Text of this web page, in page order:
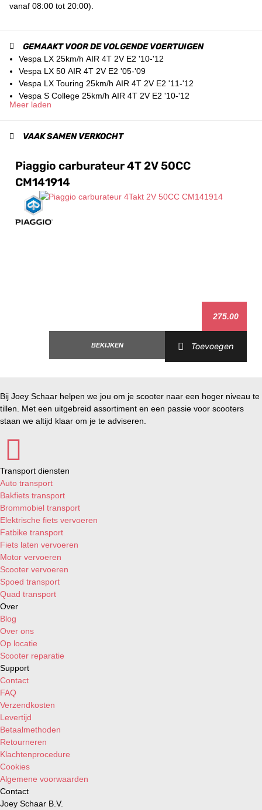
vanaf 08:00 tot 20:00).
GEMAAKT VOOR DE VOLGENDE VOERTUIGEN
Vespa LX 25km/h AIR 4T 2V E2 '10-'12
Vespa LX 50 AIR 4T 2V E2 '05-'09
Vespa LX Touring 25km/h AIR 4T 2V E2 '11-'12
Vespa S College 25km/h AIR 4T 2V E2 '10-'12
Meer laden
VAAK SAMEN VERKOCHT
Piaggio carburateur 4T 2V 50CC
CM141914
275.00
BEKIJKEN Toevoegen
Bij Joey Schaar helpen we jou om je scooter naar een hoger niveau te
tillen. Met een uitgebreid assortiment en een passie voor scooters
staan we altijd klaar om je te adviseren.
Transport diensten
Auto transport
Bakfiets transport
Brommobiel transport
Elektrische fiets vervoeren
Fatbike transport
Fiets laten vervoeren
Motor vervoeren
Scooter vervoeren
Spoed transport
Quad transport
Over
Blog
Over ons
Op locatie
Scooter reparatie
Support
Contact
FAQ
Verzendkosten
Levertijd
Betaalmethoden
Retourneren
Klachtenprocedure
Cookies
Algemene voorwaarden
Contact
Joey Schaar B.V.